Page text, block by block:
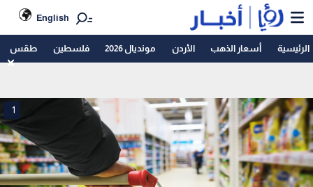
English
الرئيسية أسعار الذهب الأردن مونديال 2026 فلسطين طقس
1